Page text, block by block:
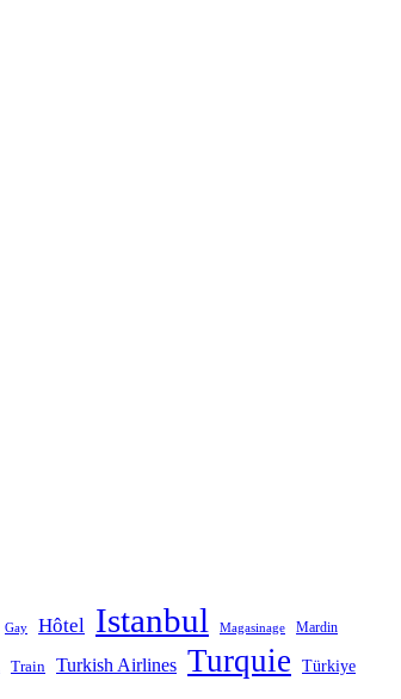
Gay Hôtel Istanbul Magasinage Mardin
Train Turkish Airlines Turquie Türkiye